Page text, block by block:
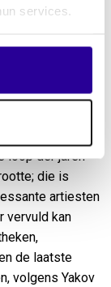
services.
Het is een
samen en
loop der jaren
die is
artiesten
vervuld kan
de laatste
volgens Yakov